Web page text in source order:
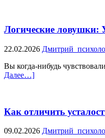
Логические ловушки:
22.02.2026
Вы когда-нибудь
Далее…]
Как отличить
09.02.2026